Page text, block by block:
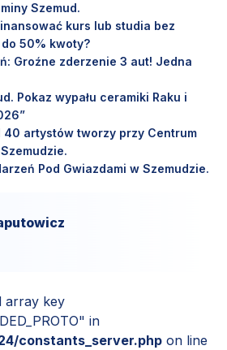
Szemud.
kurs lub studia bez
50% kwoty?
Groźne zderzenie 3 aut! Jedna
Pokaz wypału ceramiki Raku i
40 artystów tworzy przy Centrum
Pod Gwiazdami w Szemudzie.
array key
in
constants_server.php on line